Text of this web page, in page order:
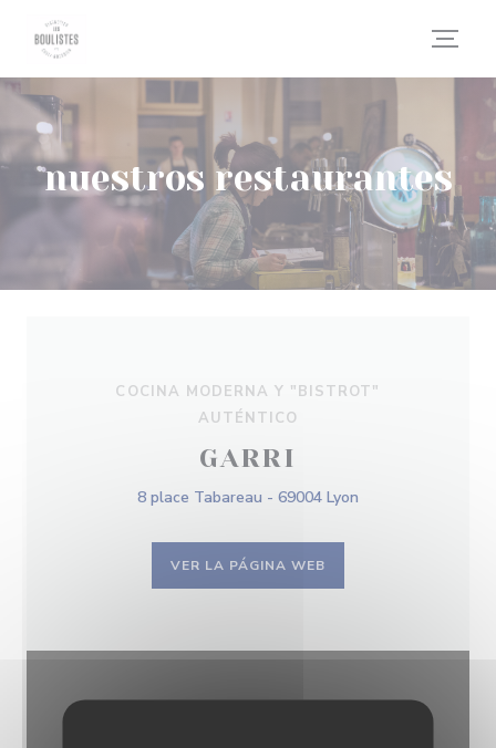
nuestros restaurantes
COCINA MODERNA Y "BISTROT"
AUTÉNTICO
GARRI
8 place Tabareau - 69004 Lyon
VER LA PÁGINA WEB